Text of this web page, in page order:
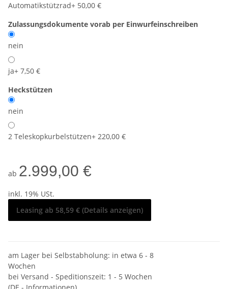
Automatikstützrad+ 50,00 €
Zulassungsdokumente vorab per Einwurfeinschreiben
nein
ja+ 7,50 €
Heckstützen
nein
2 Teleskopkurbelstützen+ 220,00 €
ab 2.999,00 €
inkl. 19% USt.
Leasing ab 58,59 € (Details anzeigen)
am Lager bei Selbstabholung: in etwa 6 - 8
Wochen
bei Versand - Speditionszeit: 1 - 5 Wochen